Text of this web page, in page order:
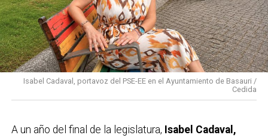
Isabel Cadaval, portavoz del PSE-EE en el Ayuntamiento de Basauri /
Cedida
A un año del final de la legislatura, Isabel Cadaval,